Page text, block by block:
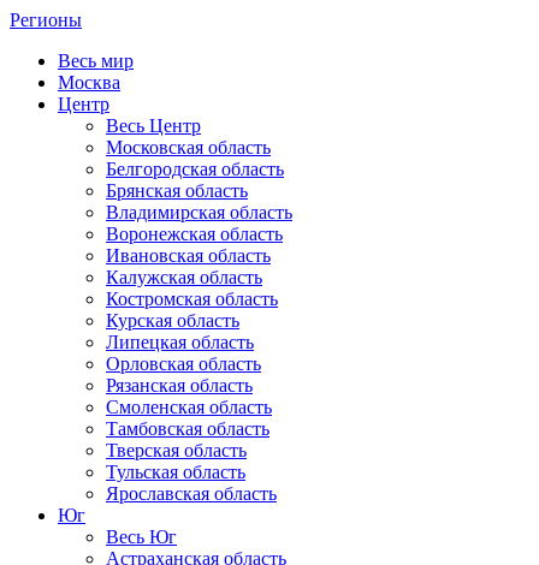
Регионы
Весь мир
Москва
Центр
Весь Центр
Московская область
Белгородская область
Брянская область
Владимирская область
Воронежская область
Ивановская область
Калужская область
Костромская область
Курская область
Липецкая область
Орловская область
Рязанская область
Смоленская область
Тамбовская область
Тверская область
Тульская область
Ярославская область
Юг
Весь Юг
Астраханская область